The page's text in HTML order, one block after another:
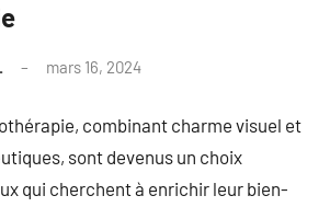
mars 16, 2024
combinant charme visuel et
sont devenus un choix
qui cherchent à enrichir leur bien-